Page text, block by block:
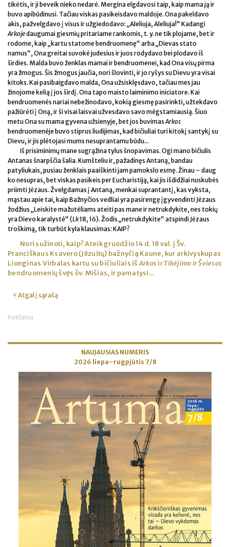
tikėtis, ir ji beveik nieko nedarė. Mergina elgdavosi taip, kaip mama ją ir
buvo apibūdinusi. Tačiau viskas pasikeisdavo maldoje. Ona pakeldavo
akis, pažvelgdavo į visus ir užgiedodavo: „Aleliuja, Aleliuja!“ Kadangi
Arkojedaugumai giesmių pritariame rankomis, t. y. ne tik plojame, bet ir
rodome, kaip „kartu statome bendruomenę“ arba „Dievas stato
namus“, Ona greitai suvokė judesius ir juos rodydavo bei plodavo iš
širdies. Malda buvo ženklas mamai ir bendruomenei, kad Ona visų pirma
yra žmogus. Šis žmogus jaučia, nori šlovinti, ir jo ryšys su Dievu yra visai
kitoks. Kai pasibaigdavo malda, Ona užsisklęsdavo, tačiau mes jau
žinojome kelią į jos širdį. Ona tapo maisto laiminimo iniciatore. Kai
bendruomenės nariai nebežinodavo, kokią giesmę pasirinkti, užtekdavo
pažiūrėti į Oną, ir ši visai laisvai užvesdavo savo mėgstamiausią. Šiuo
metu Ona su mama gyvena užsienyje, bet jos buvimasArkos
bendruomenėje buvo stiprus liudijimas, kad bičiuliai turi kitokį santykį su
Dievu, ir jis plėtojasi mums nesuprantamu būdu...
Iš prisiminimų mane sugrąžina tylus šnopavimas. Ogi mano bičiulis
Antanas šnarpščia šalia. Kumšteliu ir, pažadinęs Antaną, bandau
patyliukais, pusiau ženklais paaiškinti jam pamokslo esmę. Žinau – daug
ko nesupras, bet viskas pasikeis per Eucharistiją, kai jis išdidžiai nuskubės
priimti Jėzaus. Žvelgdamas į Antaną, menkai suprantantį, kas vyksta,
mąstau apie tai, kaip Bažnyčios vedliai yra pasirengę įgyvendinti Jėzaus
žodžius „Leiskite mažutėliams ateiti pas mane ir netrukdykite, nes tokių
yra Dievo karalystė“ (Lk18, 16). Žodis „netrukdykite“ atspindi Jėzaus
troškimą, tik turbūt kyla klausimas: KAIP?
Nori sužinoti, kaip? Ateik gruodžio 14 d. 18 val. į Šv.
Pranciškaus Ksavero (Jėzuitų) bažnyčią Kaune, kur arkivyskupas
Lionginas Virbalas kartu su bičiuliais išArkosirTikėjimo ir Šviesos
bendruomenių švęs šv. Mišias, ir pamatysi...
< Atgal į sąrašą
Reklama
NAUJAUSIAS NUMERIS
2026 liepa–rugpjūtis 7/8